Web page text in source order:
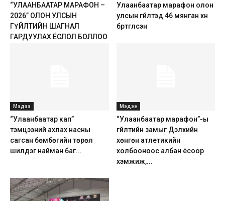
“УЛААНБААТАР МАРАФОН –
2026” ОЛОН УЛСЫН
ГҮЙЛТИЙН ШАГНАЛ
ГАРДУУЛАХ ЁСЛОЛ БОЛЛОО
Улаанбаатар марафон олон
улсын гүйлтэд 46 мянган хүн
бүртгүүлсэн
Мэдээ
“Улаанбаатар кап”
тэмцээний ахлах насны
сагсан бөмбөгийн төрөл
шилдэг найман баг...
Мэдээ
“Улаанбаатар марафон”-ы
гүйлтийн замыг Дэлхийн
хөнгөн атлетикийн
холбооноос албан ёсоор
хэмжиж,...